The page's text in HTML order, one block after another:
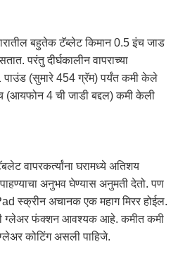
बहुतेक टॅब्लेट किमान 0.5 इंच जाड
परंतु दीर्घकालीन वापराच्या
(सुमारे 454 ग्रॅम) पर्यंत कमी केले
4 ची जाडी बद्दल) कमी केली
वापरकर्त्यांना घरामध्ये अतिशय
अनुभव घेण्यास अनुमती देतो. पण
स्क्रीन अचानक एक महाग मिरर होईल.
ग्लेअर फंक्शन आवश्यक आहे. कमीत कमी
ग्लेअर कोटिंग असली पाहिजे.